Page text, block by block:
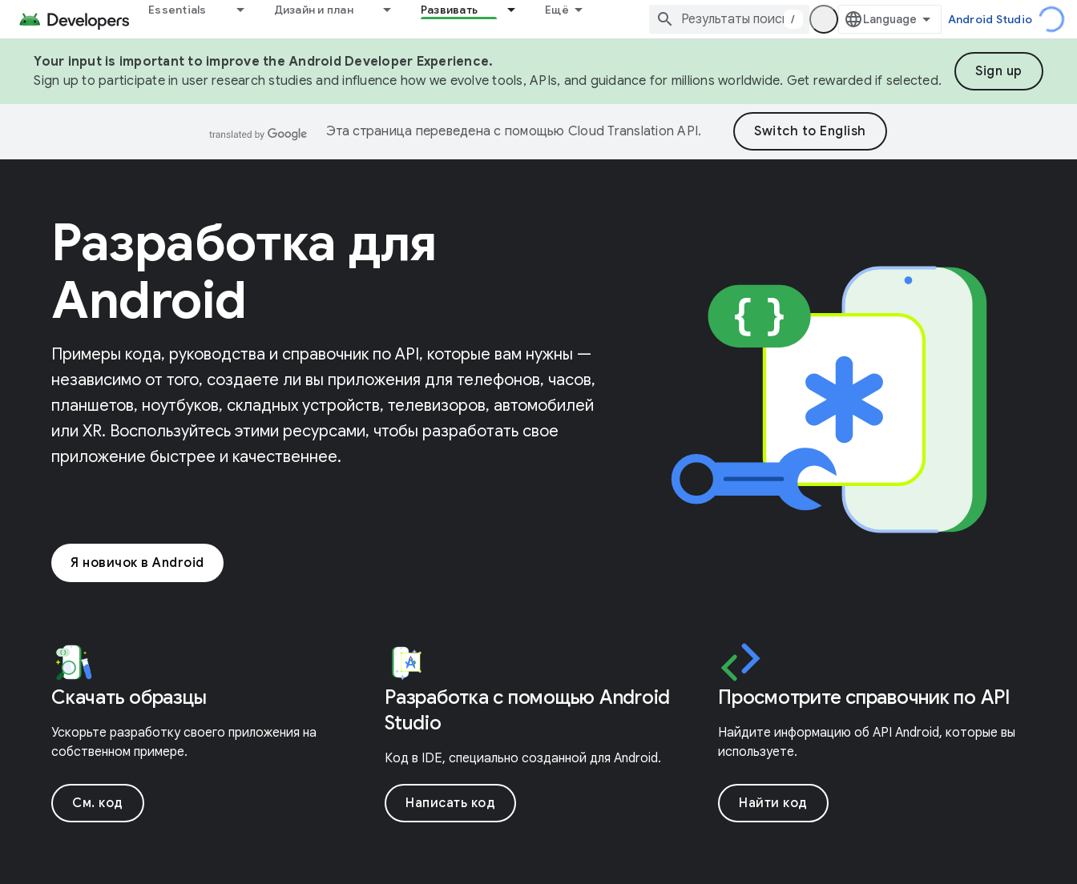
Essentials Дизайн и план Развивать Ещё
/ Android Studio
Your input is important to improve the Android Developer Experience.
Sign up to participate in user research studies and influence how we evolve tools, APIs, and guidance for millions worldwide. Get rewarded if selected.
Sign up
Эта страница переведена с помощью Cloud Translation API.
Разработка для
Android
Примеры кода, руководства и справочник по API, которые вам нужны —
независимо от того, создаете ли вы приложения для телефонов, часов,
планшетов, ноутбуков, складных устройств, телевизоров, автомобилей
или XR. Воспользуйтесь этими ресурсами, чтобы разработать свое
приложение быстрее и качественнее.
Я новичок в Android
Скачать образцы
Ускорьте разработку своего приложения на
собственном примере.
См. код
Разработка с помощью Android
Studio
Код в IDE, специально созданной для Android.
Написать код
Просмотрите справочник по API
Найдите информацию об API Android, которые вы
используете.
Найти код